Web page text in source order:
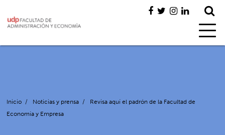
Inicio / Noticias y prensa /
Revisa aquí el padrón de la Facultad de
Economía y Empresa